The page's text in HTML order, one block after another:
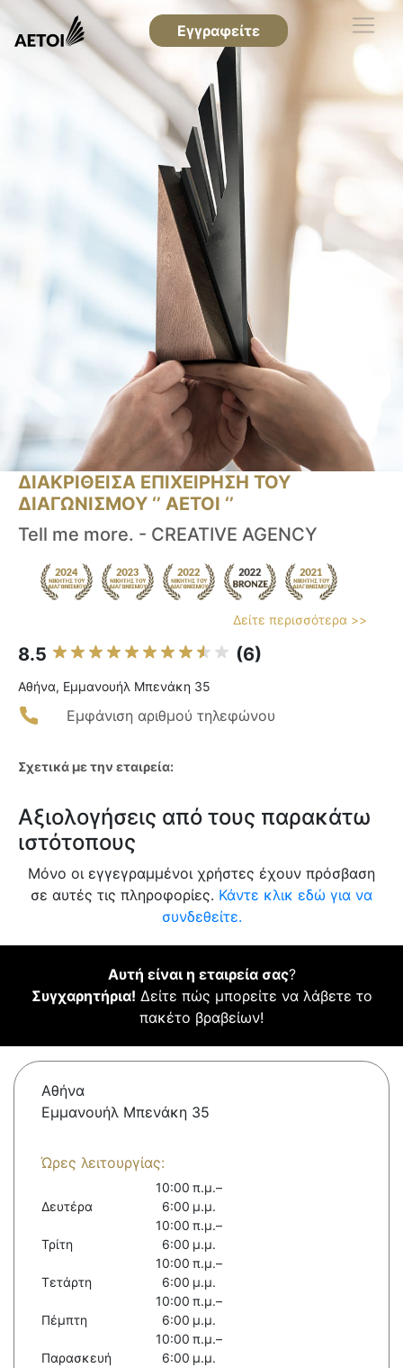
Εγγραφείτε
ΔΙΑΚΡΙΘΕΙΣΑ ΕΠΙΧΕΙΡΗΣΗ ΤΟΥ
ΔΙΑΓΩΝΙΣΜΟΥ ‘’ ΑΕΤΟΙ ‘’
Tell me more. - CREATIVE AGENCY
Δείτε περισσότερα >>
8.5 (6)
Αθήνα, Εμμανουήλ Μπενάκη 35
Εμφάνιση αριθμού τηλεφώνου
Σχετικά με την εταιρεία:
Αξιολογήσεις από τους παρακάτω
ιστότοπους
Μόνο οι εγγεγραμμένοι χρήστες έχουν πρόσβαση
σε αυτές τις πληροφορίες. Κάντε κλικ εδώ για να
συνδεθείτε.
Αυτή είναι η εταιρεία σας?
Συγχαρητήρια! Δείτε πώς μπορείτε να λάβετε το
πακέτο βραβείων!
Αθήνα
Εμμανουήλ Μπενάκη 35
Ώρες λειτουργίας:
Δευτέρα
10:00 π.μ.–
6:00 μ.μ.
Τρίτη
10:00 π.μ.–
6:00 μ.μ.
Τετάρτη
10:00 π.μ.–
6:00 μ.μ.
Πέμπτη
10:00 π.μ.–
6:00 μ.μ.
Παρασκευή
10:00 π.μ.–
6:00 μ.μ.